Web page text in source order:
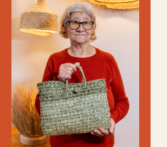
Formação
Residências Criativas
ProjetosA AcontecerMontra
Sobre Nós
Contactos